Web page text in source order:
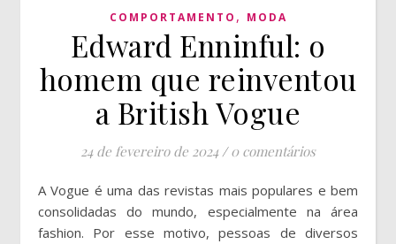
COMPORTAMENTO , MODA
Edward Enninful: o
homem que reinventou
a British Vogue
24 de fevereiro de 2024 / 0 comentários
A Vogue é uma das revistas mais populares e bem
consolidadas do mundo, especialmente na área
fashion. Por esse motivo, pessoas de diversos